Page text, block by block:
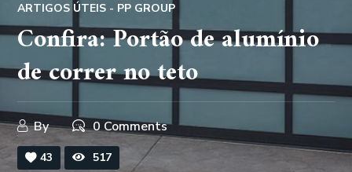
ARTIGOS ÚTEIS - PP GROUP
Confira: Portão de alumínio
de correr no teto
By 0 Comments
43 517